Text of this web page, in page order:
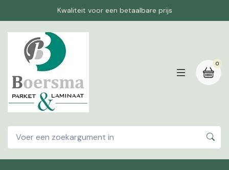
Kwaliteit voor een betaalbare prijs
0